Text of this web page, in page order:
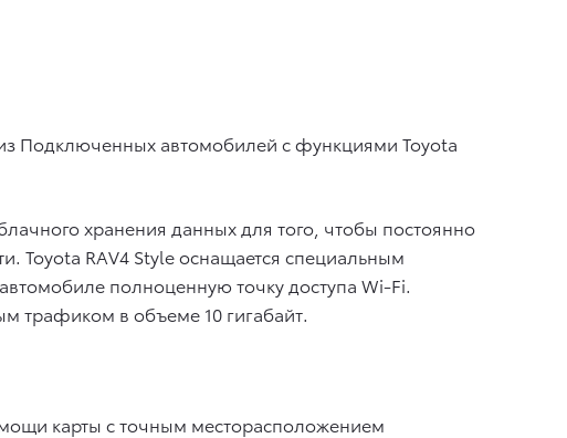
Подключенных автомобилей с функциями Toyota
хранения данных для того, чтобы постоянно
Toyota RAV4 Style оснащается специальным
полноценную точку доступа Wi-Fi.
трафиком в объеме 10 гигабайт.
карты с точным месторасположением